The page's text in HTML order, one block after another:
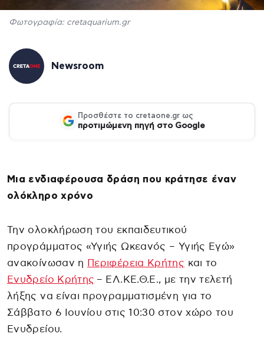
Φωτογραφία: cretaquarium.gr
Newsroom
Προσθέστε το cretaone.gr ως
προτιμώμενη πηγή στο Google
Μια ενδιαφέρουσα δράση που κράτησε έναν
ολόκληρο χρόνο
Την ολοκλήρωση του εκπαιδευτικού
προγράμματος «Υγιής Ωκεανός – Υγιής Εγώ»
ανακοίνωσαν η Περιφέρεια Κρήτης και το
Ενυδρείο Κρήτης – ΕΛ.ΚΕ.Θ.Ε., με την τελετή
λήξης να είναι προγραμματισμένη για το
Σάββατο 6 Ιουνίου στις 10:30 στον χώρο του
Ενυδρείου.